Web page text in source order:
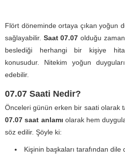
Flört döneminde ortaya çıkan yoğun
sağlayabilir. Saat 07.07 olduğu
beslediği herhangi bir kişiye
konusudur. Nitekim yoğun
edebilir.
07.07 Saati Nedir?
Önceleri günün erken bir saati olarak
07.07 saat anlamı olarak hem
söz edilir. Şöyle ki:
Kişinin başkaları tarafından